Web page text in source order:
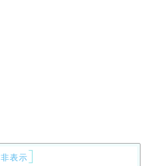
非表示]